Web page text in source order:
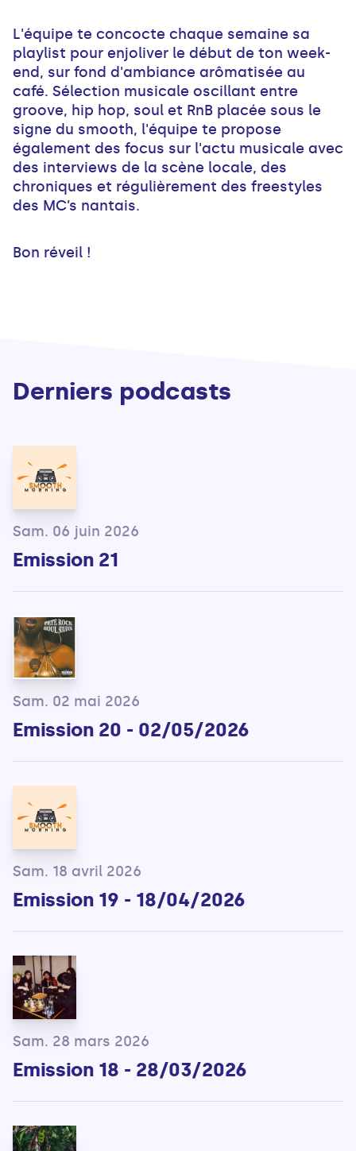
L'équipe te concocte chaque semaine sa
playlist pour enjoliver le début de ton week-
end, sur fond d'ambiance arômatisée au
café. Sélection musicale oscillant entre
groove, hip hop, soul et RnB placée sous le
signe du smooth, l'équipe te propose
également des focus sur l'actu musicale avec
des interviews de la scène locale, des
chroniques et régulièrement des freestyles
des MC’s nantais.
Bon réveil !
Derniers podcasts
Sam. 06 juin 2026
Emission 21
Sam. 02 mai 2026
Emission 20 - 02/05/2026
Sam. 18 avril 2026
Emission 19 - 18/04/2026
Sam. 28 mars 2026
Emission 18 - 28/03/2026